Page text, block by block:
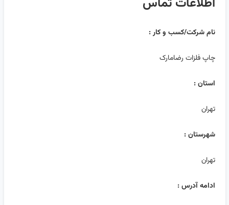
نام شرکت/کسب و کار :
چاپ فلزات رضامارک
استان :
تهران
شهرستان :
تهران
ادامه آدرس :